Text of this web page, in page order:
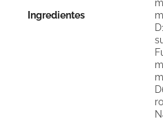
Ingredientes